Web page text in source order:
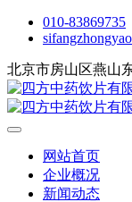
010-83869735
北京市房山区燕山
网站首页
企业概况
新闻动态